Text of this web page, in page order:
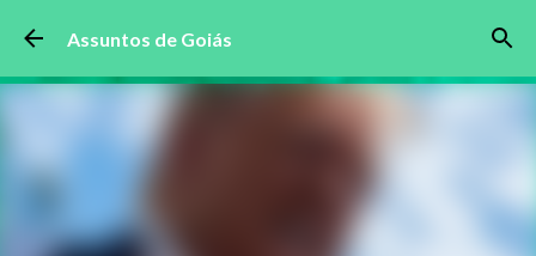
Pular para o conteúdo principal
Assuntos de Goiás